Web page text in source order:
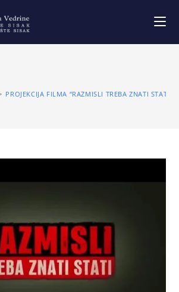
PROJEKCIJA FILMA “RAZMISLI TREBA ZNATI STATI”